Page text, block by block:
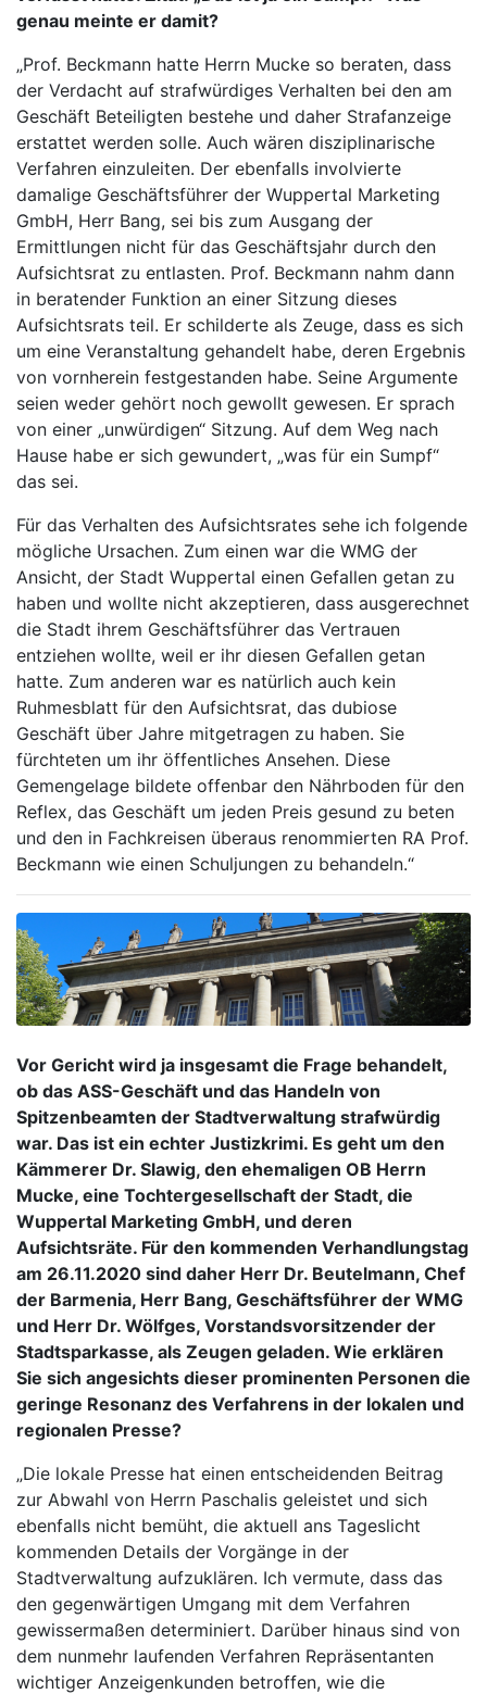
genau meinte er damit?
„Prof. Beckmann hatte Herrn Mucke so beraten, dass
der Verdacht auf strafwürdiges Verhalten bei den am
Geschäft Beteiligten bestehe und daher Strafanzeige
erstattet werden solle. Auch wären disziplinarische
Verfahren einzuleiten. Der ebenfalls involvierte
damalige Geschäftsführer der Wuppertal Marketing
GmbH, Herr Bang, sei bis zum Ausgang der
Ermittlungen nicht für das Geschäftsjahr durch den
Aufsichtsrat zu entlasten. Prof. Beckmann nahm dann
in beratender Funktion an einer Sitzung dieses
Aufsichtsrats teil. Er schilderte als Zeuge, dass es sich
um eine Veranstaltung gehandelt habe, deren Ergebnis
von vornherein festgestanden habe. Seine Argumente
seien weder gehört noch gewollt gewesen. Er sprach
von einer „unwürdigen“ Sitzung. Auf dem Weg nach
Hause habe er sich gewundert, „was für ein Sumpf“
das sei.
Für das Verhalten des Aufsichtsrates sehe ich folgende
mögliche Ursachen. Zum einen war die WMG der
Ansicht, der Stadt Wuppertal einen Gefallen getan zu
haben und wollte nicht akzeptieren, dass ausgerechnet
die Stadt ihrem Geschäftsführer das Vertrauen
entziehen wollte, weil er ihr diesen Gefallen getan
hatte. Zum anderen war es natürlich auch kein
Ruhmesblatt für den Aufsichtsrat, das dubiose
Geschäft über Jahre mitgetragen zu haben. Sie
fürchteten um ihr öffentliches Ansehen. Diese
Gemengelage bildete offenbar den Nährboden für den
Reflex, das Geschäft um jeden Preis gesund zu beten
und den in Fachkreisen überaus renommierten RA Prof.
Beckmann wie einen Schuljungen zu behandeln.“
Vor Gericht wird ja insgesamt die Frage behandelt,
ob das ASS-Geschäft und das Handeln von
Spitzenbeamten der Stadtverwaltung strafwürdig
war. Das ist ein echter Justizkrimi. Es geht um den
Kämmerer Dr. Slawig, den ehemaligen OB Herrn
Mucke, eine Tochtergesellschaft der Stadt, die
Wuppertal Marketing GmbH, und deren
Aufsichtsräte. Für den kommenden Verhandlungstag
am 26.11.2020 sind daher Herr Dr. Beutelmann, Chef
der Barmenia, Herr Bang, Geschäftsführer der WMG
und Herr Dr. Wölfges, Vorstandsvorsitzender der
Stadtsparkasse, als Zeugen geladen. Wie erklären
Sie sich angesichts dieser prominenten Personen die
geringe Resonanz des Verfahrens in der lokalen und
regionalen Presse?
„Die lokale Presse hat einen entscheidenden Beitrag
zur Abwahl von Herrn Paschalis geleistet und sich
ebenfalls nicht bemüht, die aktuell ans Tageslicht
kommenden Details der Vorgänge in der
Stadtverwaltung aufzuklären. Ich vermute, dass das
den gegenwärtigen Umgang mit dem Verfahren
gewissermaßen determiniert. Darüber hinaus sind von
dem nunmehr laufenden Verfahren Repräsentanten
wichtiger Anzeigenkunden betroffen, wie die